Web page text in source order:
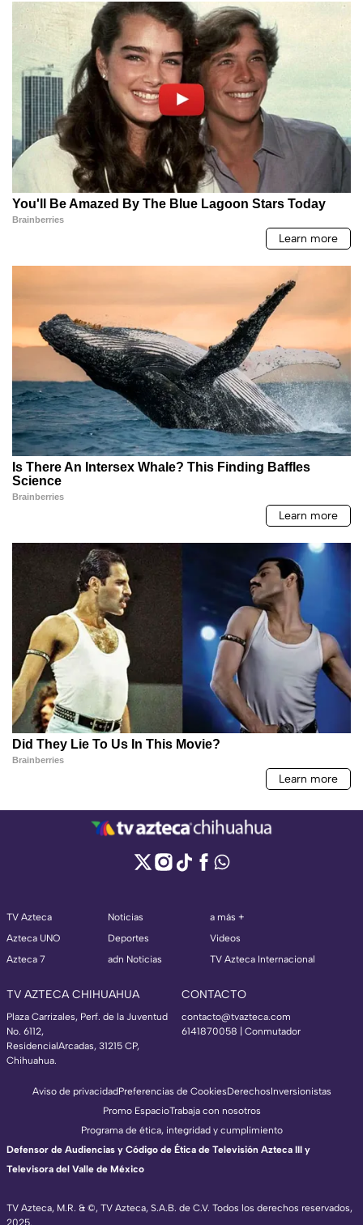
TV Azteca
Azteca UNO
Azteca 7
Noticias
Deportes
adn Noticias
a más +
Videos
TV Azteca Internacional
TV AZTECA CHIHUAHUA
Plaza Carrizales, Perf. de la Juventud
No. 6112,
ResidencialArcadas, 31215 CP,
Chihuahua.
CONTACTO
contacto@tvazteca.com
6141870058 | Conmutador
TV Azteca, M.R. & ©, TV Azteca, S.A.B. de C.V. Todos los derechos reservados,
Aviso de privacidadPreferencias de CookiesDerechosInversionistas
Promo EspacioTrabaja con nosotros
Programa de ética, integridad y cumplimiento
Defensor de Audiencias y Código de Ética de Televisión Azteca III y
Televisora del Valle de México